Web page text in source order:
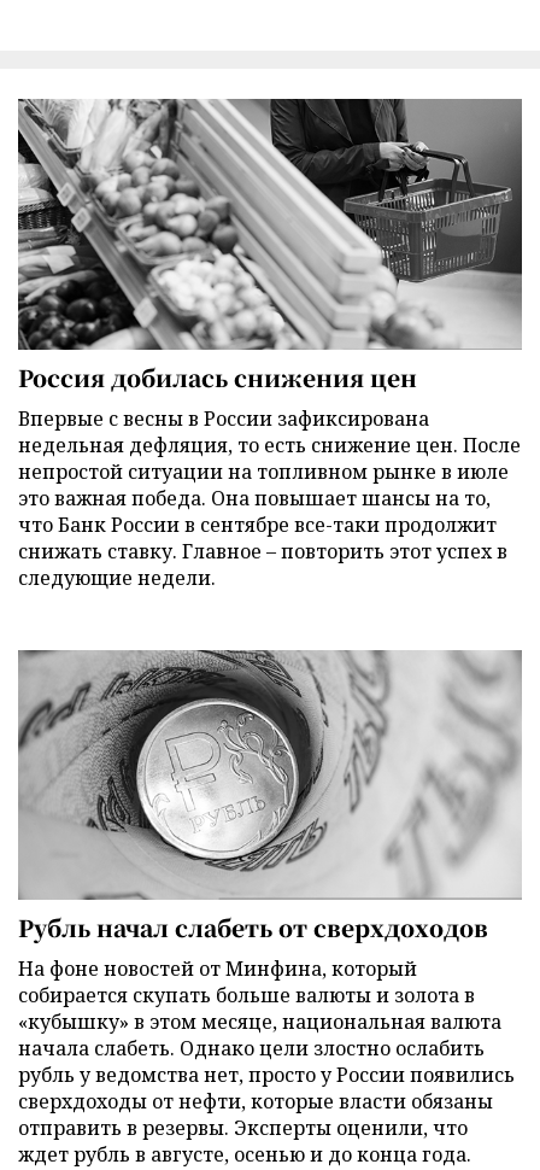
Россия добилась снижения цен
Впервые с весны в России зафиксирована
недельная дефляция, то есть снижение цен. После
непростой ситуации на топливном рынке в июле
это важная победа. Она повышает шансы на то,
что Банк России в сентябре все-таки продолжит
снижать ставку. Главное – повторить этот успех в
следующие недели.
Рубль начал слабеть от сверхдоходов
На фоне новостей от Минфина, который
собирается скупать больше валюты и золота в
«кубышку» в этом месяце, национальная валюта
начала слабеть. Однако цели злостно ослабить
рубль у ведомства нет, просто у России появились
сверхдоходы от нефти, которые власти обязаны
отправить в резервы. Эксперты оценили, что
ждет рубль в августе, осенью и до конца года.